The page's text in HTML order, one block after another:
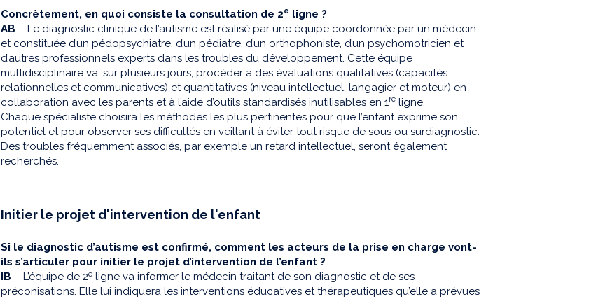
Concrètement, en quoi consiste la consultation de 2e ligne ?
AB – Le diagnostic clinique de l’autisme est réalisé par une équipe coordonnée par un médecin
et constituée d’un pédopsychiatre, d’un pédiatre, d’un orthophoniste, d’un psychomotricien et
d’autres professionnels experts dans les troubles du développement. Cette équipe
multidisciplinaire va, sur plusieurs jours, procéder à des évaluations qualitatives (capacités
relationnelles et communicatives) et quantitatives (niveau intellectuel, langagier et moteur) en
collaboration avec les parents et à l’aide d’outils standardisés inutilisables en 1re ligne.
Chaque spécialiste choisira les méthodes les plus pertinentes pour que l’enfant exprime son
potentiel et pour observer ses difficultés en veillant à éviter tout risque de sous ou surdiagnostic.
Des troubles fréquemment associés, par exemple un retard intellectuel, seront également
recherchés.
Initier le projet d'intervention de l'enfant
Si le diagnostic d’autisme est confirmé, comment les acteurs de la prise en charge vont-
ils s’articuler pour initier le projet d’intervention de l’enfant ?
IB – L’équipe de 2e ligne va informer le médecin traitant de son diagnostic et de ses
préconisations. Elle lui indiquera les interventions éducatives et thérapeutiques qu’elle a prévues